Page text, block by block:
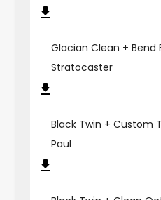
Glacian Clean + Bend
Stratocaster
Black Twin + Custom
Paul